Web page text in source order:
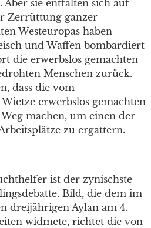
sie entfalten sich auf
Zerrüttung ganzer
Westeuropas haben
und Waffen bombardiert
die erwerbslos gemachten
Menschen zurück.
dass die vom
erwerbslos gemachten
machen, um einen der
zu ergattern.
ist der zynischste
Bild, die dem im
dreijährigen Aylan am 4.
widmete, richtet die von